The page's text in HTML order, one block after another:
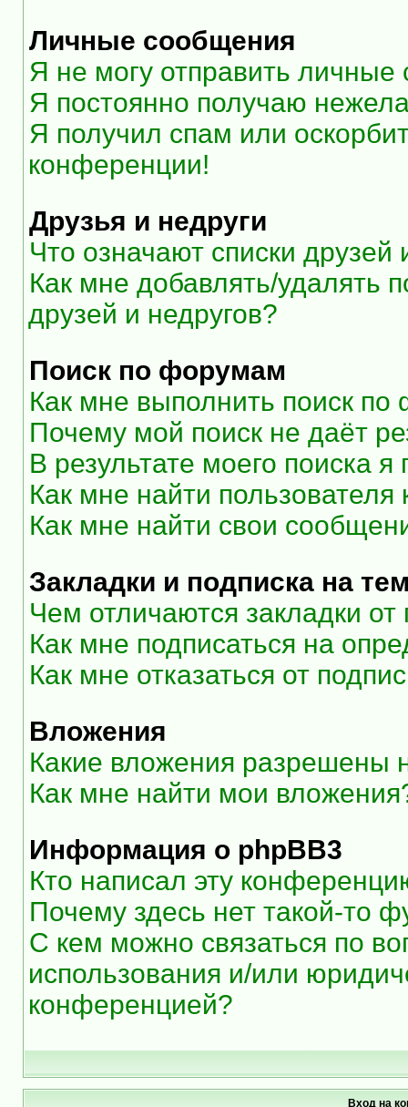
Личные сообщения
Я не могу отправить
Я постоянно получаю
Я получил спам или
конференции!
Друзья и недруги
Что означают списки друзей
Как мне добавлять/удалять
друзей и недругов?
Поиск по форумам
Как мне выполнить поиск
Почему мой поиск не даёт
В результате моего поиска
Как мне найти
Как мне найти свои
Закладки и подписка на
Чем отличаются закладки от
Как мне подписаться на
Как мне отказаться от
Вложения
Какие вложения разрешены
Как мне найти мои
Информация о phpBB3
Кто написал эту
Почему здесь нет такой-то
С кем можно связаться по
использования и/или
конференцией?
Вход на